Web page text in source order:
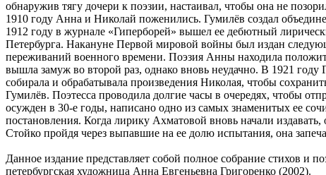
обнаружив тягу дочери к поэзии, настаивал, чтобы она не
1910 году Анна и Николай поженились. Гумилёв создал
1912 году в журнале «Гиперборей» вышел ее дебютный
Петербурга. Накануне Первой мировой войны был издан
переживаний военного времени. Поэзия Анны находила
вышла замуж во второй раз, однако вновь неудачно. В 1921
собирала и обрабатывала произведения Николая, чтобы
Гумилёв. Поэтесса проводила долгие часы в очередях, чтобы
осужден в 30-е годы, написано одно из самых знаменитых ее
постановления. Когда лирику Ахматовой вновь начали
Стойко пройдя через выпавшие на ее долю испытания, она
Данное издание представляет собой полное собрание стихов
петербургская художница Анна Евгеньевна Григоренко (2002).